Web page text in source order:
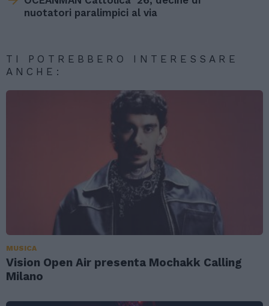
nuotatori paralimpici al via
TI POTREBBERO INTERESSARE
ANCHE:
MUSICA
Vision Open Air presenta Mochakk Calling
Milano